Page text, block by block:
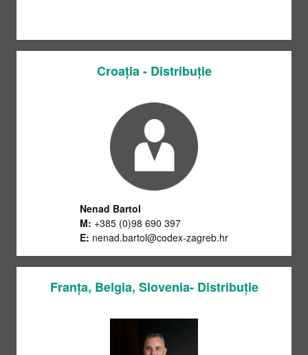
Croația - Distribuție
Nenad Bartol
M: +385 (0)98 690 397
E: nenad.bartol@codex-zagreb.hr
Franța, Belgia, Slovenia- Distribuție